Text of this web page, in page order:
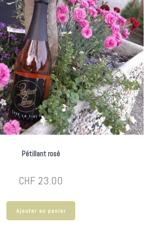
Pétillant rosé
CHF 23.00
Ajouter au panier